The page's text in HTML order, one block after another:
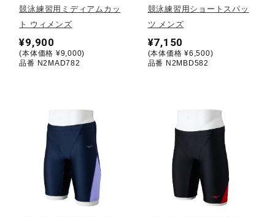
野球
ゴルフ
バレーボール
テニス／ソフトテニス
競泳練習用ミディアムカッ
ト ウィメンズ
¥9,900
(本体価格 ¥9,000)
品番 N2MAD782
競泳練習用ショートスパッ
ツ メンズ
¥7,150
(本体価格 ¥6,500)
品番 N2MBD582